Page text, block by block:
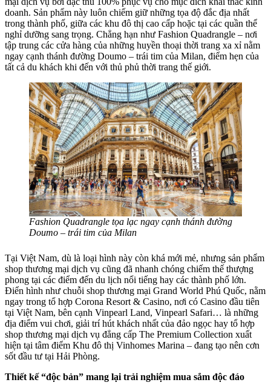
doanh. Sản phẩm này luôn chiếm giữ những tọa độ đắc địa nhất
trong thành phố, giữa các khu đô thị cao cấp hoặc tại các quần thể
nghỉ dưỡng sang trọng. Chẳng hạn như Fashion Quadrangle – nơi
tập trung các cửa hàng của những huyền thoại thời trang xa xỉ nằm
ngay cạnh thánh đường Doumo – trái tim của Milan, điểm hẹn của
tất cả du khách khi đến với thủ phủ thời trang thế giới.
Fashion Quadrangle tọa lạc ngay cạnh thánh đường
Doumo – trái tim của Milan
Tại Việt Nam, dù là loại hình này còn khá mới mẻ, nhưng sản phẩm
shop thương mại dịch vụ cũng đã nhanh chóng chiếm thế thượng
phong tại các điểm đến du lịch nổi tiếng hay các thành phố lớn.
Điển hình như chuỗi shop thương mại Grand World Phú Quốc, nằm
ngay trong tổ hợp Corona Resort & Casino, nơi có Casino đầu tiên
tại Việt Nam, bên cạnh Vinpearl Land, Vinpearl Safari… là những
địa điểm vui chơi, giải trí hút khách nhất của đảo ngọc hay tổ hợp
shop thương mại dịch vụ đẳng cấp The Premium Collection xuất
hiện tại tâm điểm Khu đô thị Vinhomes Marina – đang tạo nên cơn
sốt đầu tư tại Hải Phòng.
Thiết kế “độc bản” mang lại trải nghiệm mua sắm độc đáo